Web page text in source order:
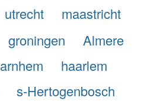
utrecht
maastricht
groningen
Almere
arnhem
haarlem
s-Hertogenbosch